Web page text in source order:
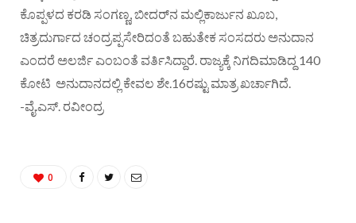
ಕೊಪ್ಪಳದ ಕರಡಿ ಸಂಗಣ್ಣ, ಬೀದರ್‌ನ ಮಲ್ಲಿಕಾರ್ಜುನ ಖೂಬ,
ಚಿತ್ರದುರ್ಗಾದ ಚಂದ್ರಪ್ಪಸೇರಿದಂತೆ ಬಹುತೇಕ ಸಂಸದರು ಅನುದಾನ
ಎಂದರೆ ಅಲರ್ಜಿ ಎಂಬಂತೆ ವರ್ತಿಸಿದ್ದಾರೆ. ರಾಜ್ಯಕ್ಕೆ ನಿಗದಿಮಾಡಿದ್ದ 140
ಕೋಟಿ ಅನುದಾನದಲ್ಲಿ ಕೇವಲ ಶೇ.16ರಷ್ಟು ಮಾತ್ರ ಖರ್ಚಾಗಿದೆ.
-ವೈ.ಎಸ್. ರವೀಂದ್ರ
0